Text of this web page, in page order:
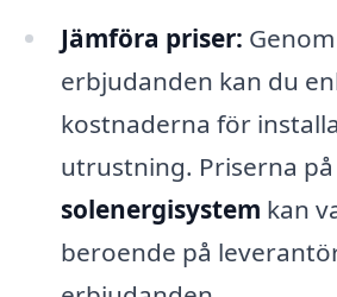
Jämföra priser:
erbjudanden kan du
kostnaderna för
utrustning. Priserna på
solenergisystem kan
beroende på